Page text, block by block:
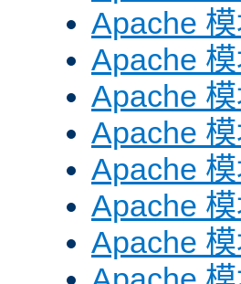
Apache
Apache
Apache
Apache
Apache
Apache
Apache